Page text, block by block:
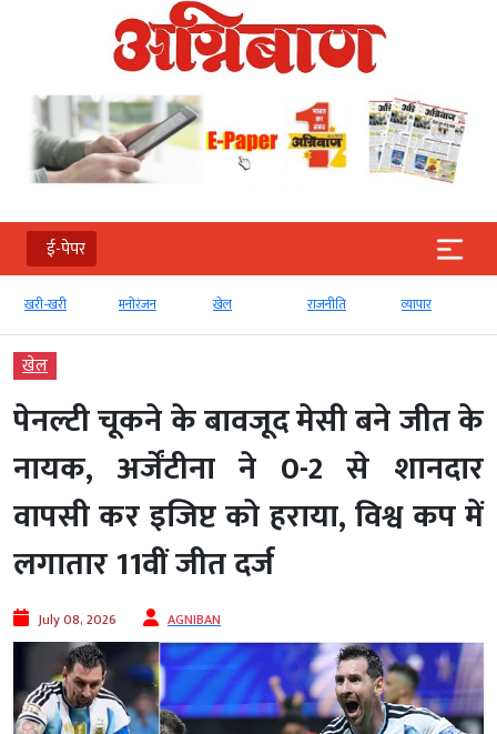
ई-पेपर
मनोरंजन खेल व्‍यापार टेक्‍नोलॉजी
खेल
पेनल्टी चूकने के बावजूद मेसी बने जीत के
नायक, अर्जेंटीना ने 0-2 से शानदार
वापसी कर इजिप्ट को हराया, विश्व कप में
लगातार 11वीं जीत दर्ज
July 08, 2026 AGNIBAN